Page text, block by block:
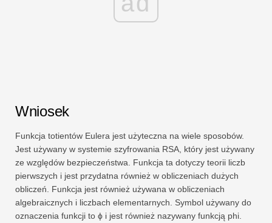
Wniosek
Funkcja totientów Eulera jest użyteczna na wiele sposobów.
Jest używany w systemie szyfrowania RSA, który jest używany
ze względów bezpieczeństwa. Funkcja ta dotyczy teorii liczb
pierwszych i jest przydatna również w obliczeniach dużych
obliczeń. Funkcja jest również używana w obliczeniach
algebraicznych i liczbach elementarnych. Symbol używany do
oznaczenia funkcji to ϕ i jest również nazywany funkcją phi.